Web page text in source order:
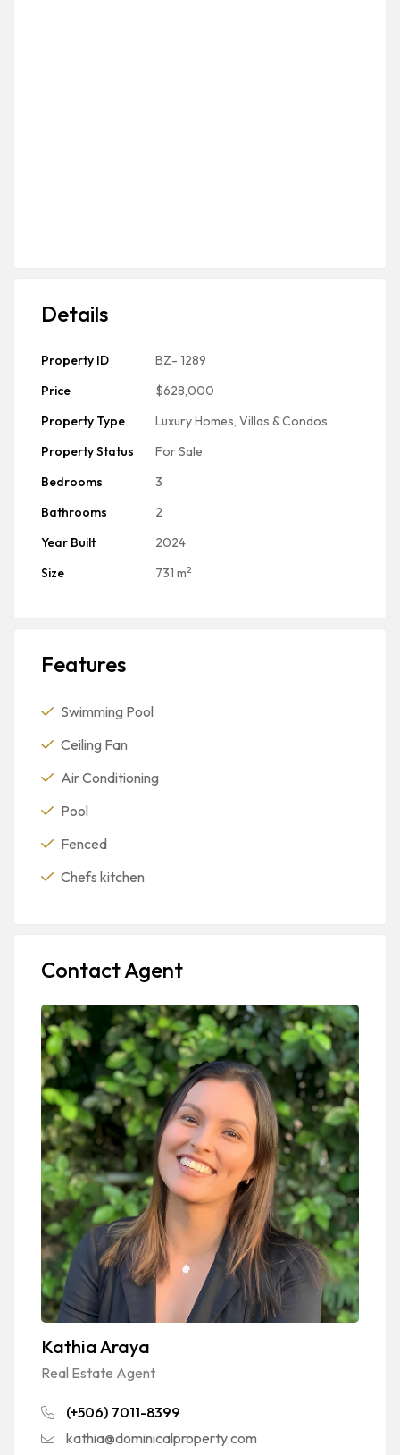
Details
Property ID
BZ- 1289
Price
$628,000
Property Type
Luxury Homes, Villas & Condos
Property Status
For Sale
Bedrooms
3
Bathrooms
2
Year Built
2024
Size
731 m2
Features
Swimming Pool
Ceiling Fan
Air Conditioning
Pool
Fenced
Chefs kitchen
Contact Agent
Kathia Araya
Real Estate Agent
(+506) 7011-8399
kathia@dominicalproperty.com